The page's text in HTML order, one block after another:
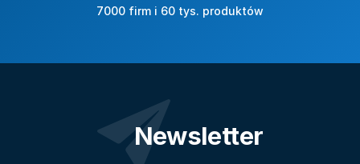
7000 firm i 60 tys. produktów
Newsletter